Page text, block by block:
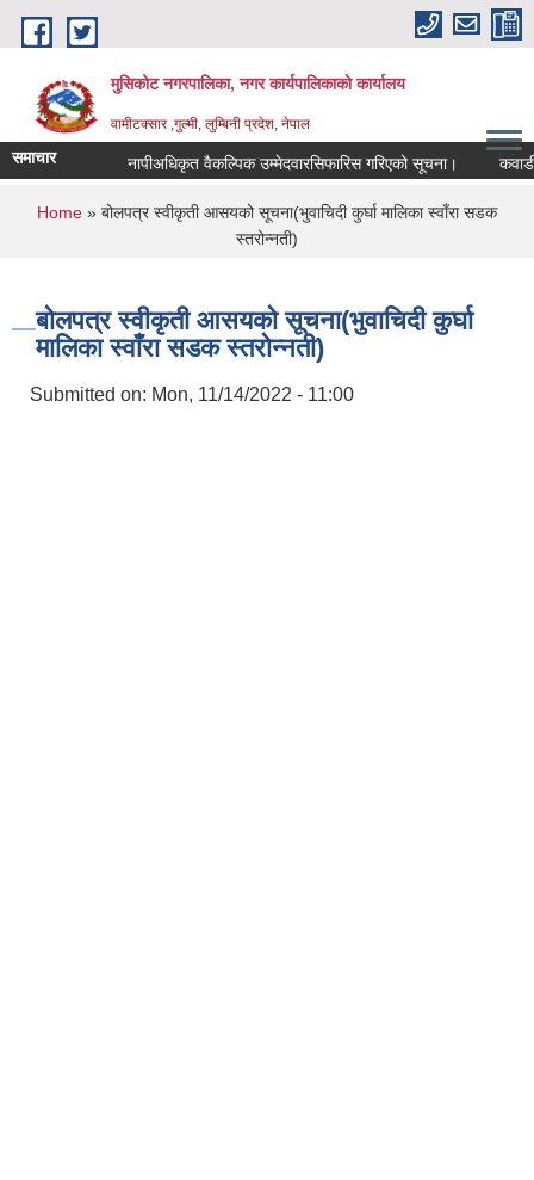
Skip to main content
मुसिकोट नगरपालिका, नगर कार्यपालिकाकाे कार्यालय
वामीटक्सार ,गुल्मी, लुम्बिनी प्रदेश, नेपाल
समाचार नापीअधिकृत वैकल्पिक उम्मेदवारसिफारिस गरिएको सूचना। कवाडी
You are here
Home » बोलपत्र स्वीकृती आसयको सूचना(भुवाचिदी कुर्घा मालिका स्वाँरा सडक
स्तरोन्नती)
बोलपत्र स्वीकृती आसयको सूचना(भुवाचिदी कुर्घा
मालिका स्वाँरा सडक स्तरोन्नती)
Submitted on: Mon, 11/14/2022 - 11:00